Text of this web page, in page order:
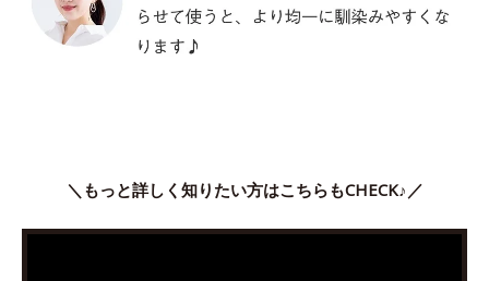
＼もっと詳しく知りたい方はこちらもCHECK♪／